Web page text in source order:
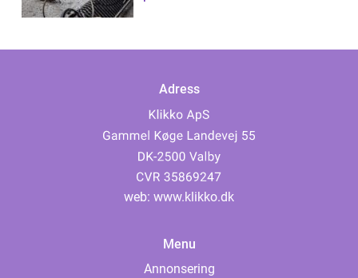
Adress
web: www.klikko.dk
Menu
Annonsering